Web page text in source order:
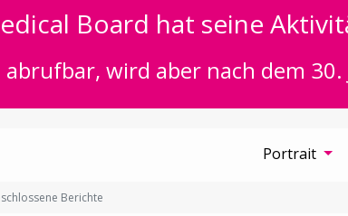
Board hat seine
wird aber nach dem
Portrait
Berichte